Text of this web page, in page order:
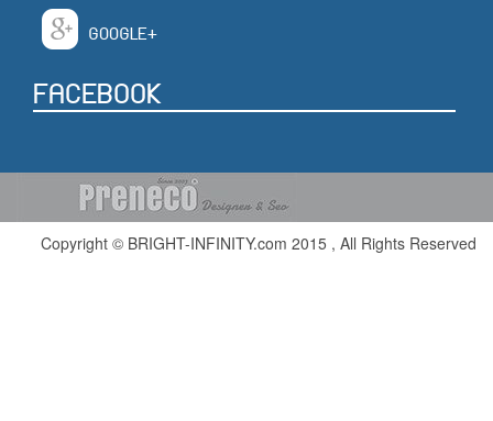
GOOGLE+
FACEBOOK
Copyright © BRIGHT-INFINITY.com 2015 , All Rights Reserved